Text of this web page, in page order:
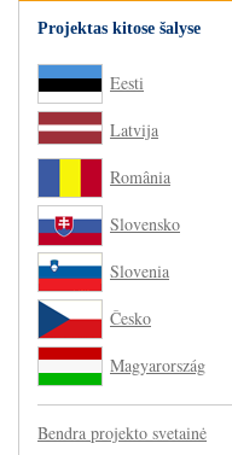
Projektas kitose šalyse
Eesti
Latvija
România
Slovensko
Slovenia
Česko
Magyarország
Bendra projekto svetainė